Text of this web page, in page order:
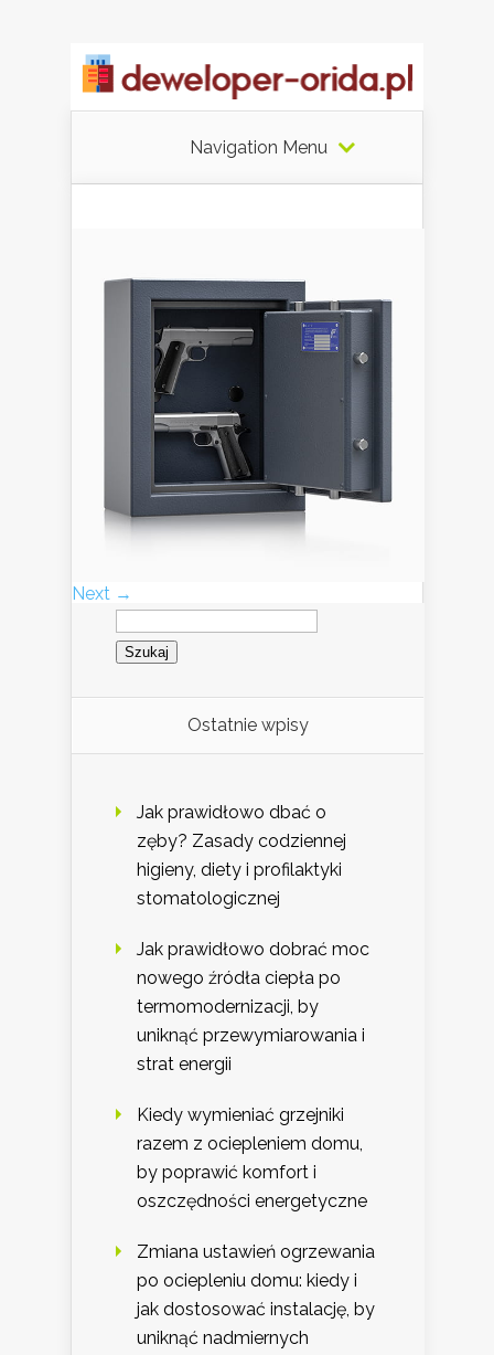
Navigation Menu
Next →
Szukaj:
Ostatnie wpisy
Jak prawidłowo dbać o
zęby? Zasady codziennej
higieny, diety i profilaktyki
stomatologicznej
Jak prawidłowo dobrać moc
nowego źródła ciepła po
termomodernizacji, by
uniknąć przewymiarowania i
strat energii
Kiedy wymieniać grzejniki
razem z ociepleniem domu,
by poprawić komfort i
oszczędności energetyczne
Zmiana ustawień ogrzewania
po ociepleniu domu: kiedy i
jak dostosować instalację, by
uniknąć nadmiernych